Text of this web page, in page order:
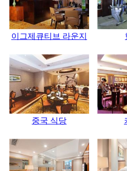
이그제큐티브 라운지
중국 식당